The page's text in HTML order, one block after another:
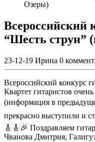
Озеры)
Всероссийский
“Шесть струн”
23-12-19 Ирина 0
Всероссийский конкурс
Квартет гитаристов
(информация в
прекрасно выступили и
🎸🎸🎉 Поздравляем
Чванова Дмитрия,